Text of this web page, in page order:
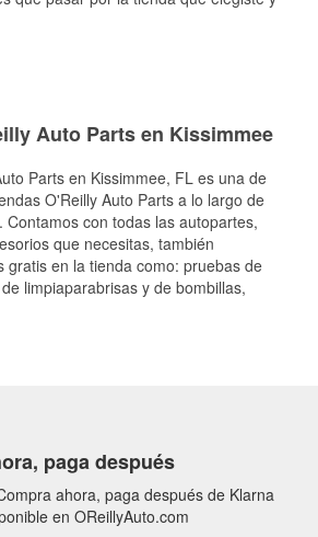
Auto Parts en Kissimmee
Parts en Kissimmee, FL es una de
O'Reilly Auto Parts a lo largo de
Contamos con todas las autopartes,
que necesitas, también
gratis en la tienda como: pruebas de
limpiaparabrisas y de bombillas,
paga después
ahora, paga después de Klarna
en OReillyAuto.com